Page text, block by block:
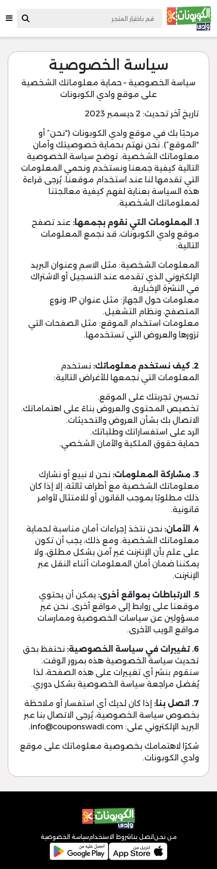
سياسة الخصوصية
سياسة الخصوصية – حماية معلوماتك الشخصية
على موقع وادي الكوبونات
تاريخ آخر تحديث: 2 ديسمبر 2023
مرحبًا بك في موقع وادي الكوبونات (“نحن” أو
“الموقع”). نحن نهتم بحماية خصوصيتك وأمان
معلوماتك الشخصية. توضح سياسة الخصوصية
التالية كيفية جمعنا ونستخدم ونحمي المعلومات
التي تقدمها لنا عند استخدام موقعنا. يُرجى قراءة
هذه السياسة بعناية لفهم كيفية معالجتنا
لمعلوماتك الشخصية.
1. المعلومات التي نقوم بجمعها:
عند تصفح
موقع وادي الكوبونات، قد نجمع المعلومات
التالية:
المعلومات الشخصية: مثل الاسم وعنوان البريد
الإلكتروني الذي تقدمه عند التسجيل أو الاشتراك
في النشرة الإخبارية.
معلومات حول الجهاز: مثل عنوان IP، ونوع
المتصفح، ونظام التشغيل.
معلومات استخدام الموقع: مثل الصفحات التي
تزورها والعروض التي تستخدمها.
2. كيف نستخدم معلوماتك:
نستخدم
المعلومات التي نجمعها للأغراض التالية:
تحسين تجربتك على الموقع.
تخصيص المحتوى والعروض بناءً على اهتماماتك.
الاتصال بك بشأن العروض والتحديثات.
الرد على استفساراتك وطلباتك.
حماية حقوق الملكية والأمان الشخصي.
3. مشاركة المعلومات:
نحن لا نبيع أو نشارك
معلوماتك الشخصية مع أطراف ثالثة، إلا إذا كان
ذلك مطلوبًا بموجب القانون أو للامتثال لأوامر
قانونية.
4. الأمان:
نحن نتخذ إجراءات أمان مناسبة لحماية
معلوماتك الشخصية. ومع ذلك، يجب أن تكون
على علم بأن الإنترنت غير آمن بشكل مطلق، ولا
يمكننا ضمان أمان المعلومات أثناء النقل عبر
الإنترنت.
5. الارتباطات بمواقع أخرى:
يمكن أن يحتوي
موقعنا على روابط إلى مواقع أخرى. نحن غير
مسؤولين عن سياسات الخصوصية وممارسات
مواقع الويب الأخرى.
6. تغييرات في سياسة الخصوصية:
نحتفظ بحق
تحديث سياسة الخصوصية هذه بمرور الوقت.
سنقوم بنشر أي تغييرات على هذه الصفحة، لذا
يُفضل مراجعة سياسة الخصوصية بشكل دوري.
7. اتصل بنا:
إذا كان لديك أي استفسار أو ملاحظة
بخصوص سياسة الخصوصية، يُرجى الاتصال بنا عبر
البريد الإلكتروني على: info@couponswadi.com
.
شكرًا لاهتمامك بخصوصية معلوماتك على موقع
وادي الكوبونات.
من نحن اتصل بنا شروط الاستخدامسياسة الخصوصية